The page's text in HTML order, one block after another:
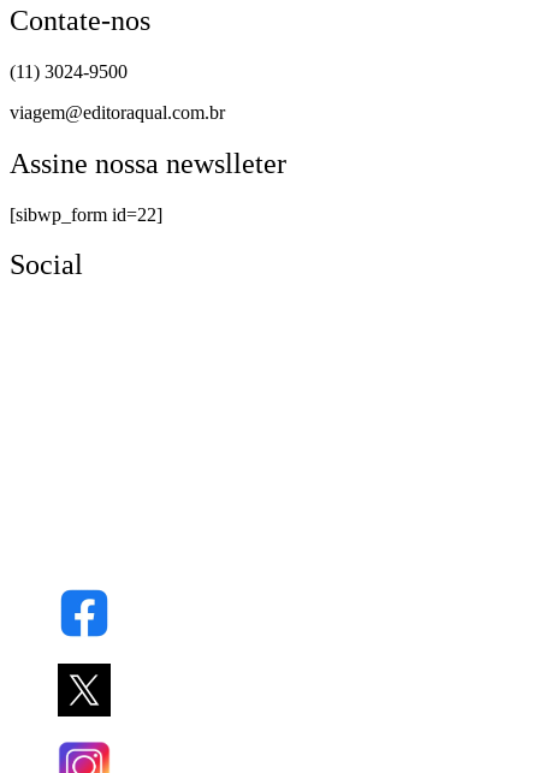
Contate-nos
(11) 3024-9500
viagem@editoraqual.com.br
Assine nossa newslleter
[sibwp_form id=22]
Social